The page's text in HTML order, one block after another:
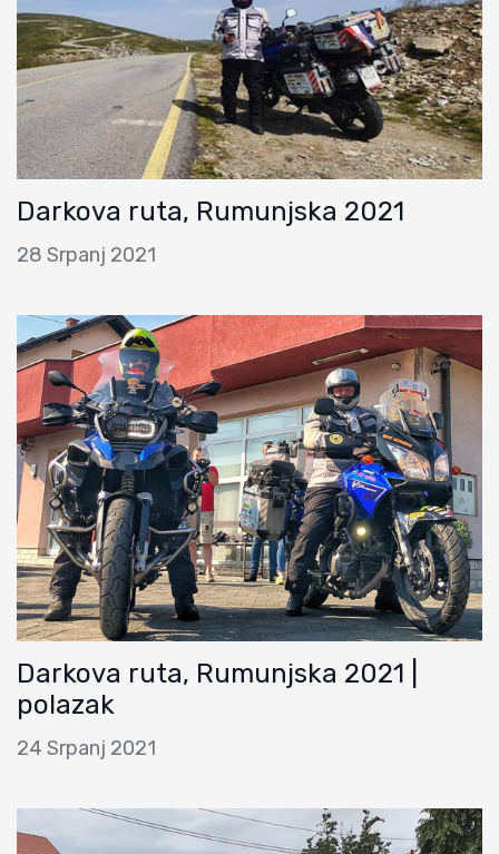
Darkova ruta, Rumunjska 2021
28 Srpanj 2021
Darkova ruta, Rumunjska 2021 |
polazak
24 Srpanj 2021